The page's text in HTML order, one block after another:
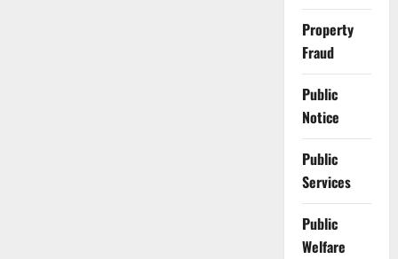
Property
Fraud
Public
Notice
Public
Services
Public
Welfare